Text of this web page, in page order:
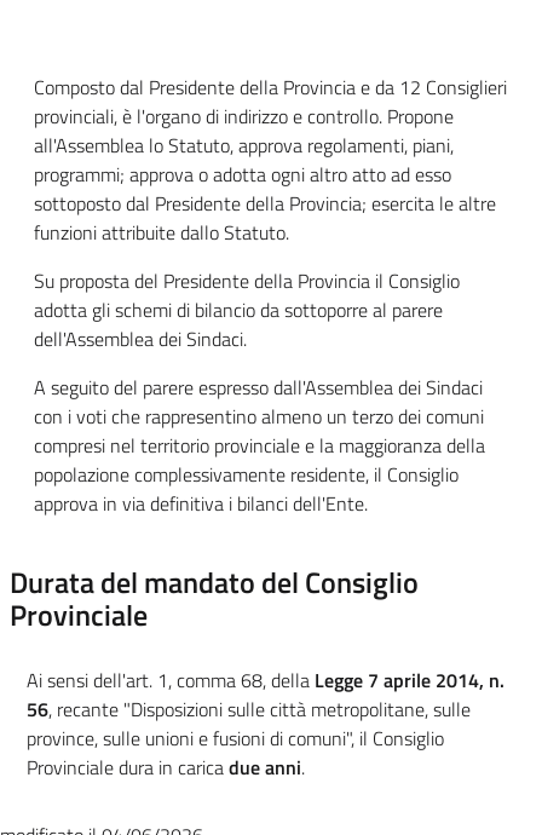
Composto dal Presidente della Provincia e da 12 Consiglieri
provinciali, è l'organo di indirizzo e controllo. Propone
all'Assemblea lo Statuto, approva regolamenti, piani,
programmi; approva o adotta ogni altro atto ad esso
sottoposto dal Presidente della Provincia; esercita le altre
funzioni attribuite dallo Statuto.
Su proposta del Presidente della Provincia il Consiglio
adotta gli schemi di bilancio da sottoporre al parere
dell'Assemblea dei Sindaci.
A seguito del parere espresso dall'Assemblea dei Sindaci
con i voti che rappresentino almeno un terzo dei comuni
compresi nel territorio provinciale e la maggioranza della
popolazione complessivamente residente, il Consiglio
approva in via definitiva i bilanci dell'Ente.
Durata del mandato del Consiglio
Provinciale
Ai sensi dell'art. 1, comma 68, della Legge 7 aprile 2014, n.
56, recante "Disposizioni sulle città metropolitane, sulle
province, sulle unioni e fusioni di comuni", il Consiglio
Provinciale dura in caricadue anni.